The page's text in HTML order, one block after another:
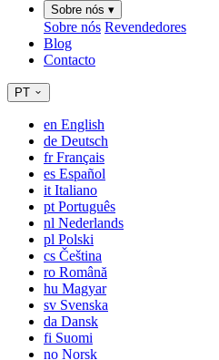
Sobre nós ▾
Sobre nós Revendedores
Blog
Contacto
PT
en English
de Deutsch
frFrançais
es Español
it Italiano
pt Português
nl Nederlands
pl Polski
cs Čeština
ro Română
hu Magyar
sv Svenska
da Dansk
fi Suomi
no Norsk